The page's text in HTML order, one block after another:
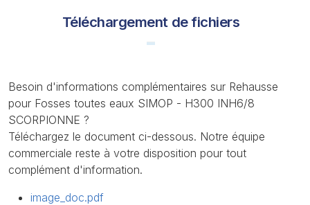
Téléchargement de fichiers
Besoin d'informations complémentaires sur Rehausse
pour Fosses toutes eaux SIMOP - H300 INH6/8
SCORPIONNE ?
Téléchargez le document ci-dessous. Notre équipe
commerciale reste à votre disposition pour tout
complément d'information.
image_doc.pdf